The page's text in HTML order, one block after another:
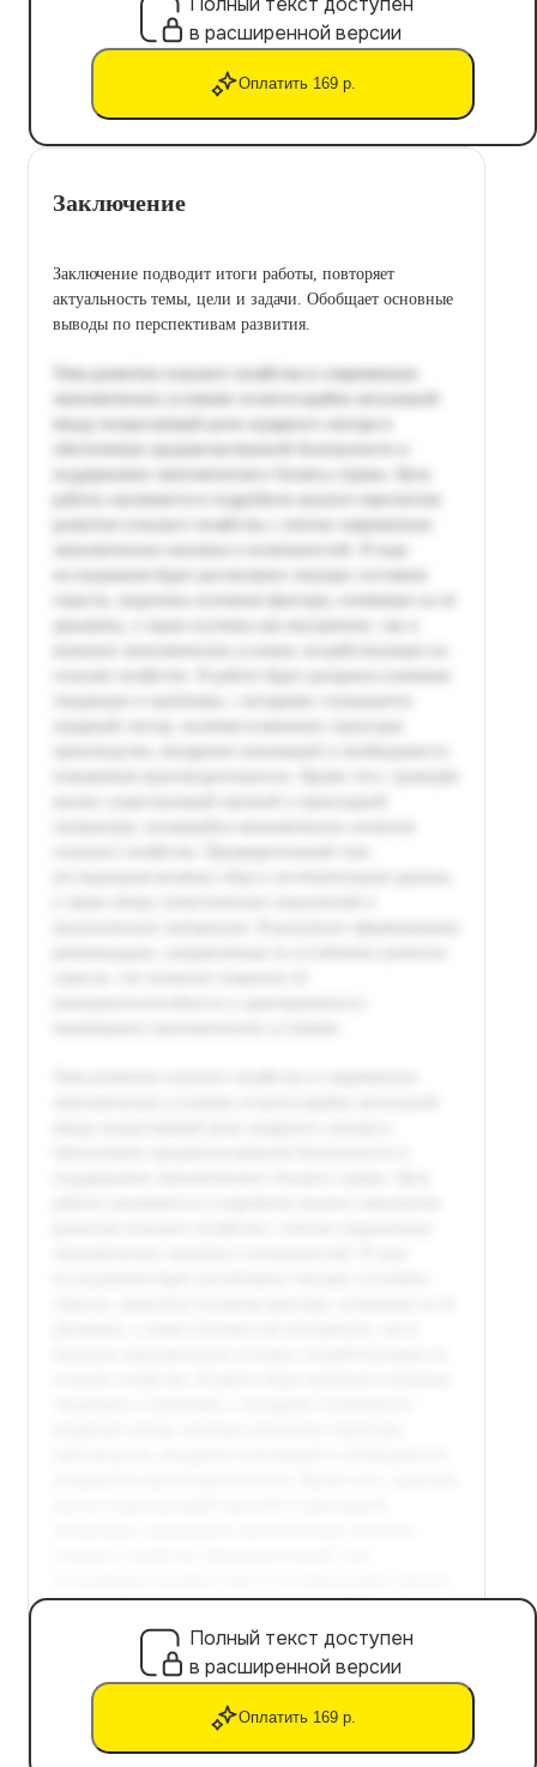
в расширенной версии
Оплатить 169 р.
Заключение
Заключение подводит итоги работы, повторяет
актуальность темы, цели и задачи. Обобщает основные
выводы по перспективам развития.
Полный текст доступен
в расширенной версии
Оплатить 169 р.